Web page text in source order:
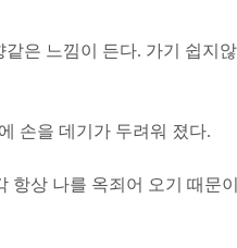
은 느낌이 든다. 가기 쉽지
손을 데기가 두려워 졌다.
항상 나를 옥죄어 오기 때문